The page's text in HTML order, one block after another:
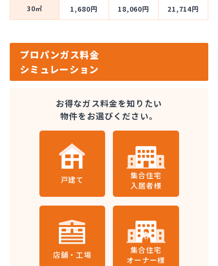
30㎥ 1,680円 18,060円 21,714円
プロパンガス料金
シミュレーション
お得なガス料金を知りたい
物件をお選びください。
戸建て
集合住宅
入居者様
店舗・工場
集合住宅
オーナー様